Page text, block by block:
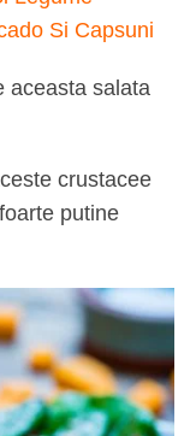
Si Capsuni
aceasta salata
crustacee
putine